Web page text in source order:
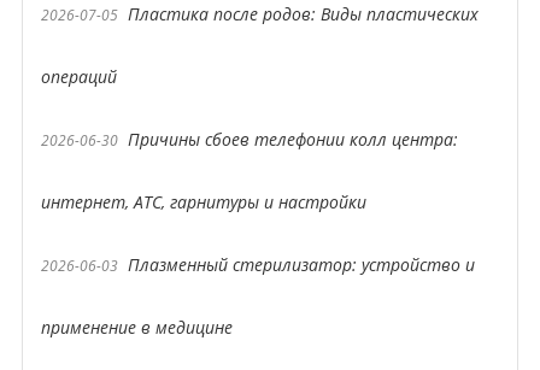
2026-07-05 Пластика после родов: Виды пластических
операций
2026-06-30 Причины сбоев телефонии колл центра:
интернет, АТС, гарнитуры и настройки
2026-06-03 Плазменный стерилизатор: устройство и
применение в медицине